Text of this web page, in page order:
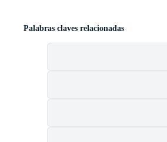
Palabras claves relacionadas